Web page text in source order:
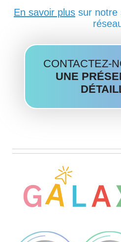
En savoir plus sur notre
CONTACTEZ-
UNE